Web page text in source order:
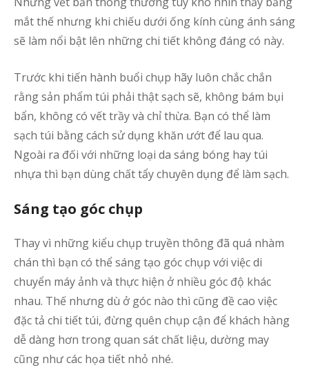
mắt thế nhưng khi chiếu dưới ống kính cùng ánh sáng
sẽ làm nổi bật lên những chi tiết không đáng có này.
Trước khi tiến hành buổi chụp hãy luôn chắc chắn
rằng sản phẩm túi phải thật sạch sẽ, không bám bụi
bẩn, không có vết trầy và chỉ thừa. Bạn có thể làm
sạch túi bằng cách sử dụng khăn ướt để lau qua.
Ngoài ra đối với những loại da sáng bóng hay túi
nhựa thì bạn dùng chất tẩy chuyên dụng để làm sạch.
Sáng tạo góc chụp
Thay vì những kiểu chụp truyền thông đã quá nhàm
chán thì bạn có thể sáng tạo góc chụp với việc di
chuyển máy ảnh và thực hiện ở nhiều góc độ khác
nhau. Thế nhưng dù ở góc nào thì cũng đề cao việc
đặc tả chi tiết túi, đừng quên chụp cận để khách hàng
dễ dàng hơn trong quan sát chất liệu, dường may
cũng như các họa tiết nhỏ nhé.